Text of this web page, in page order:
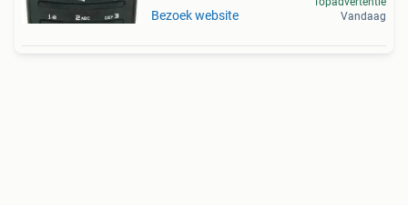
Bezoek website
Vandaag